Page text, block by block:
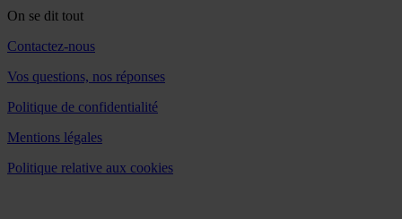
On se dit tout
Contactez-nous
Vos questions, nos réponses
Politique de confidentialité
Mentions légales
Politique relative aux cookies